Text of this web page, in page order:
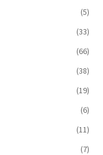
(5)
(33)
(66)
(38)
(19)
(6)
(11)
(7)